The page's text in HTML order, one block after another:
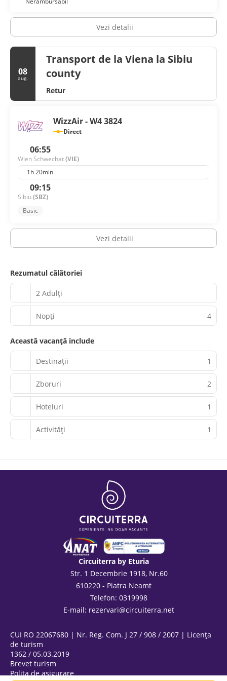
complimentary newspapers in the lobby, and a 24-hour
front desk. Self parking (subject to charges) is available
Vezi detalii
08
aug.
Transport de la Viena la Sibiu
county
Retur
WizzAir - W4 3824
Direct
06:55
Wien Schwechat(VIE)
1h 20min
09:15
Sibiu(SBZ)
Basic
Vezi detalii
Rezumatul călătoriei
2 Adulți
Nopţi 4
Această vacanță include
Destinații 1
Zboruri 2
Hoteluri 1
Activităţi 1
Circuiterra by Eturia
Str. 1 Decembrie 1918, Nr.60
610220 - Piatra Neamt
Telefon: 0319998
E-mail: rezervari@circuiterra.net
CUI RO 22067680 | Nr. Reg. Com. J 27 / 908 / 2007 | Licența
de turism
1362 / 05.03.2019
Brevet turism
Polița de asigurare